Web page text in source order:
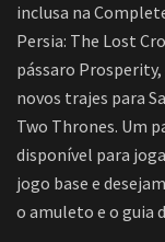
inclusa na
Persia: The Lost
pássaro Prosperity,
novos trajes para
Two Thrones. Um
disponível para
jogo base e
o amuleto e o guia